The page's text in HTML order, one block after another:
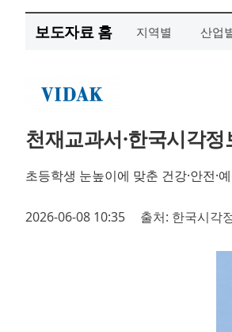
보도자료 홈 지역별 산업
천재교과서·한국시각
초등학생 눈높이에 맞춘 건강·안전·
2026-06-08 10:35 출처: 한국시각